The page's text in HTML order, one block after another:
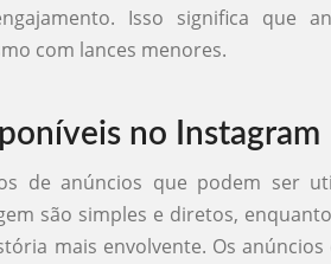
Isso significa que
com lances menores.
no Instagram
de anúncios que podem ser
são simples e diretos,
mais envolvente. Os anúncios